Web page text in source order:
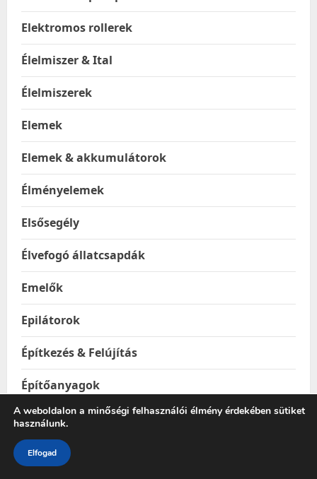
Elektromos rollerek
Élelmiszer & Ital
Élelmiszerek
Elemek
Elemek & akkumulátorok
Élményelemek
Elsősegély
Élvefogó állatcsapdák
Emelők
Epilátorok
Építkezés & Felújítás
Építőanyagok
Ereszhálók
Esővízgyűjtő tartályok
A weboldalon a minőségi felhasználói élmény érdekében sütiket
használunk.
Elfogad